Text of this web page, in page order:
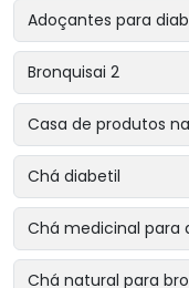
Adoçantes para
Bronquisai 2
Casa de produtos
Chá diabetil
Chá medicinal para
Chá natural para